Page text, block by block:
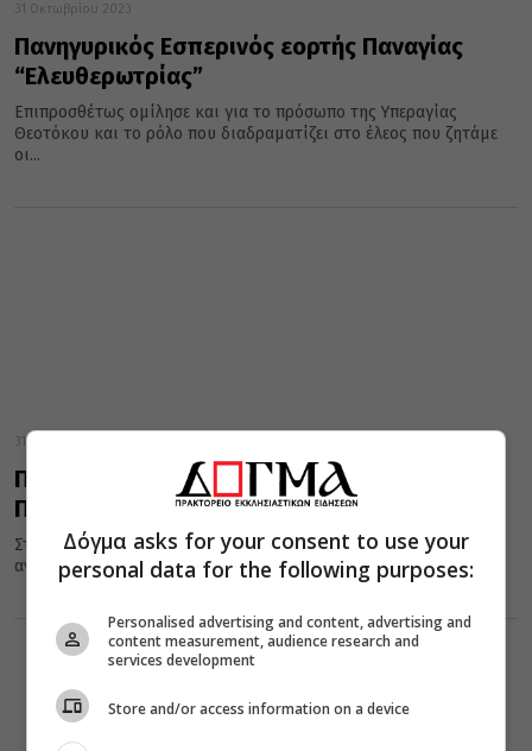
31 Οκτωβρίου 2023
Πανηγυρικός Εσπερινός εορτής Παναγίας
“Ελευθερωτρίας”
Επιπροσθέτως ομίλησε και για το πρόσωπο της Υπεραγίας
Θεοτόκου και το ρόλο που διαδραματίζει στο έλεος που ζητάμε
οι...
31 Οκτωβρίου 2023
Πανήγυρις Ιερού Ναού Αγίου Δημητρίου
Πολιούχου Κηφισιάς
Στο κήρυγμά του ο Σεβασμιώτατος Μητροπολίτης κ. Θεόκλητος
αναφέρθηκε τόσο στον βίο, όσο και σε θαύματα του Αγίου...
Δόγμα asks for your consent to use your
personal data for the following purposes:
Personalised advertising and content, advertising and
content measurement, audience research and
services development
Store and/or access information on a device